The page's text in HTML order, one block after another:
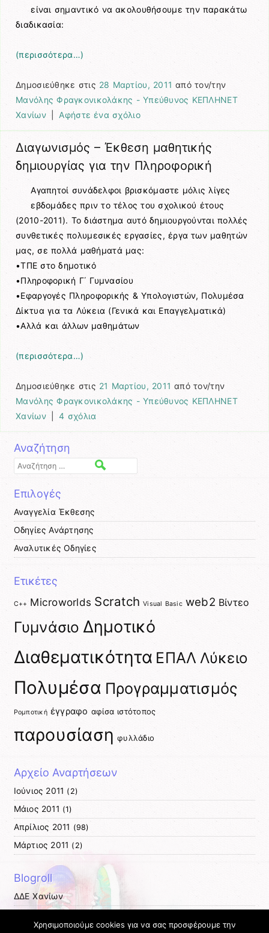
είναι σημαντικό να ακολουθήσουμε την παρακάτω
διαδικασία:
(περισσότερα…)
Δημοσιεύθηκε στις 28 Μαρτίου, 2011 από τον/την
Μανόλης Φραγκονικολάκης - Υπεύθυνος ΚΕΠΛΗΝΕΤ
Χανίων
Αφήστε ένα σχόλιο
Διαγωνισμός – Έκθεση μαθητικής
δημιουργίας για την Πληροφορική
Αγαπητοί συνάδελφοι βρισκόμαστε μόλις λίγες
εβδομάδες πριν το τέλος του σχολικού έτους
(2010-2011). Το διάστημα αυτό δημιουργούνται πολλές
συνθετικές πολυμεσικές εργασίες, έργα των μαθητών
μας, σε πολλά μαθήματά μας:
•ΤΠΕ στο δημοτικό
•Πληροφορική Γ΄ Γυμνασίου
•Εφαργογές Πληροφορικής & Υπολογιστών, Πολυμέσα
Δίκτυα για τα Λύκεια (Γενικά και Επαγγελματικά)
•Αλλά και άλλων μαθημάτων
(περισσότερα…)
Δημοσιεύθηκε στις 21 Μαρτίου, 2011 από τον/την
Μανόλης Φραγκονικολάκης - Υπεύθυνος ΚΕΠΛΗΝΕΤ
Χανίων
4 σχόλια
Αναζήτηση
Αναζήτηση
Επιλογές
Αναγγελία Έκθεσης
Οδηγίες Ανάρτησης
Αναλυτικές Οδηγίες
Ετικέτες
C++ Microworlds Scratch Visual Basic web2 Βίντεο
Γυμνάσιο Δημοτικό
Διαθεματικότητα ΕΠΑΛ Λύκειο
Πολυμέσα Προγραμματισμός
Ρομποτική έγγραφο αφίσα ιστότοπος
παρουσίαση φυλλάδιο
Αρχείο Αναρτήσεων
Ιούνιος 2011 (2)
Μάιος 2011 (1)
Απρίλιος 2011 (98)
Μάρτιος 2011 (2)
Blogroll
ΔΔΕ Χανίων
Χρησιμοποιούμε cookies για να σας προσφέρουμε την